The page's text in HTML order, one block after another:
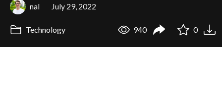
nal July 29, 2022
Technology 940 0